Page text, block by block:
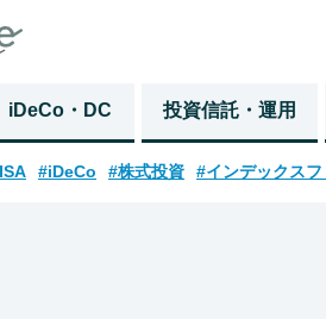
iDeCo・DC 投資信託・運用
#iDeCo #株式投資 #インデックスフ